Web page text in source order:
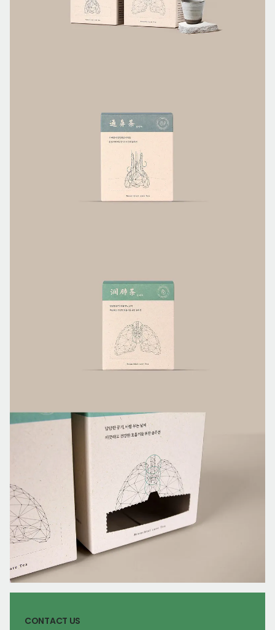
CONTACT US